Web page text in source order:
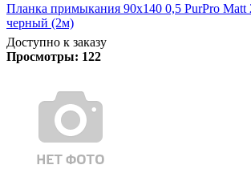
Планка примыкания 90х140 0,5 PurPro Matt
черный (2м)
Доступно к заказу
Просмотры: 122